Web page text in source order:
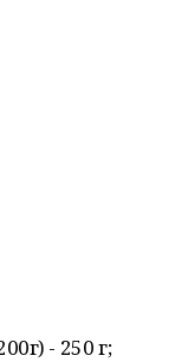
- 250 г;